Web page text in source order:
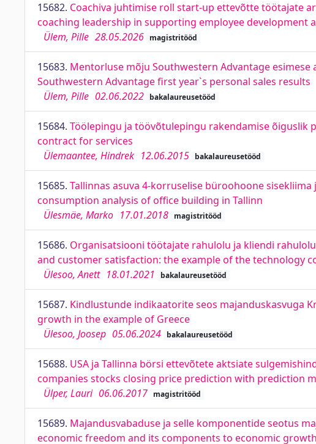
15682. Coachiva juhtimise roll start-up ettevõtte töötajate
coaching leadership in supporting employee development
Ülem, Pille 28.05.2026 magistritööd
15683. Mentorluse mõju Southwestern Advantage
Southwestern Advantage first year`s personal sales results
Ülem, Pille 02.06.2022 bakalaureusetööd
15684. Töölepingu ja töövõtulepingu rakendamise õiguslik
contract for services
Ülemaantee, Hindrek 12.06.2015 bakalaureusetööd
15685. Tallinnas asuva 4-korruselise büroohoone
consumption analysis of office building in Tallinn
Ülesmäe, Marko 17.01.2018 magistritööd
15686. Organisatsiooni töötajate rahulolu ja kliendi
and customer satisfaction: the example of the technology
Ülesoo, Anett 18.01.2021 bakalaureusetööd
15687. Kindlustunde indikaatorite seos majanduskasvuga
growth in the example of Greece
Ülesoo, Joosep 05.06.2024 bakalaureusetööd
15688. USA ja Tallinna börsi ettevõtete aktsiate
companies stocks closing price prediction with prediction
Ülper, Lauri 06.06.2017 magistritööd
15689. Majandusvabaduse ja selle komponentide seotus
economic freedom and its components to economic